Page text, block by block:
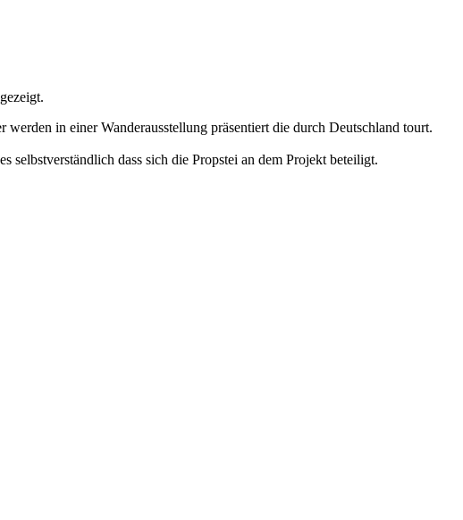
in einer Wanderausstellung präsentiert die durch Deutschland tourt.
dass sich die Propstei an dem Projekt beteiligt.